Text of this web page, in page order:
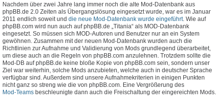
Nachdem über zwei Jahre lang immer noch die alte Mod-Datenbank aus
phpBB.de 2.0 Zeiten als Übergangslösung eingesetzt wurde, war es im Januar
2011 endlich soweit und die neue Mod-Datenbank wurde eingeführt. Wie auf
phpBB.com wird nun auch auf phpBB.de „Titania“ als MOD-Datenbank
eingesetzt. So müssen sich MOD-Autoren und Benutzer nur an ein System
gewöhnen. Zusammen mit der neuen Mod-Datenbank wurden auch die
Richtlinien zur Aufnahme und Validierung von Mods grundlegend überarbeitet,
um diese auch an die Regeln von phpBB.com anzulehnen. Trotzdem sollte die
Mod-DB auf phpBB.de keine bloße Kopie von phpBB.com sein, sondern unser
Ziel war weiterhin, solche Mods anzubieten, welche auch in deutscher Sprache
verfügbar sind. Außerdem sind unsere Aufnahmekriterien in einigen Punkten
nicht ganz so streng wie die von phpBB.com. Eine Vergrößerung des
Mod-Teams beschleunigte dann auch die Freischaltung der eingereichten Mods.